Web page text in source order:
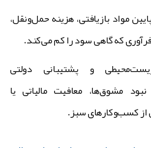
بازیافتی، هزینه حمل‌ونقل،
که گاهی سود را کم می‌کند.
و پشتیبانی دولتی
مشوق‌ها، معافیت مالیاتی یا
کسب‌وکارهای سبز.